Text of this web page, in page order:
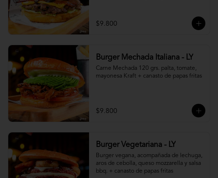
$9.800
Burger Mechada Italiana - LY
Carne Mechada 120 grs. palta, tomate,
mayonesa Kraft + canasto de papas fritas
$9.800
Burger Vegetariana - LY
Burger vegana, acompañada de lechuga,
aros de cebolla, queso mozzarella y salsa
bbq. + canasto de papas fritas